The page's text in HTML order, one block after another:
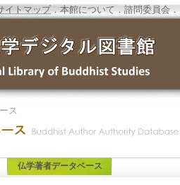
イトマップ．本館について ．諮問委員会 ．
ス
仏学著者データベース